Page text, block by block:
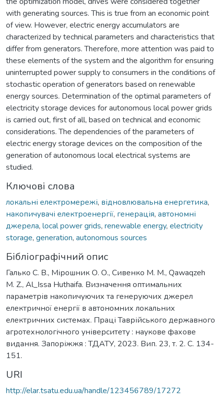
with generating sources. This is true from an economic point
of view. However, electric energy accumulators are
characterized by technical parameters and characteristics that
differ from generators. Therefore, more attention was paid to
these elements of the system and the algorithm for ensuring
uninterrupted power supply to consumers in the conditions of
stochastic operation of generators based on renewable
energy sources. Determination of the optimal parameters of
electricity storage devices for autonomous local power grids
is carried out, first of all, based on technical and economic
considerations. The dependencies of the parameters of
electric energy storage devices on the composition of the
generation of autonomous local electrical systems are
studied.
Ключові слова
локальні електромережі, відновлювальна енергетика,
накопичувачі електроенергії, генерація, автономні
джерела, local power grids, renewable energy, electricity
storage, generation, autonomous sources
Бібліографічний опис
Галько С. В., Мірошник О. О., Сивенко М. М., Qawaqzeh
M. Z., Al_Issa Huthaifa. Визначення оптимальних
параметрів накопичуючих та генеруючих джерел
електричної енергії в автономних локальних
електричних системах. Праці Таврійського державного
агротехнологічного університету : наукове фахове
видання. Запоріжжя : ТДАТУ, 2023. Вип. 23, т. 2. С. 134-
151.
URI
http://elar.tsatu.edu.ua/handle/123456789/17272